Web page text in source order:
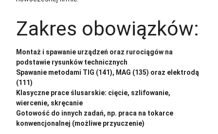
Zakres obowiązków:
Montaż i spawanie urządzeń oraz rurociągów na
podstawie rysunków technicznych
Spawanie metodami TIG (141), MAG (135) oraz elektrodą
(111)
Klasyczne prace ślusarskie: cięcie, szlifowanie,
wiercenie, skręcanie
Gotowość do innych zadań, np. praca na tokarce
konwencjonalnej (możliwe przyuczenie)